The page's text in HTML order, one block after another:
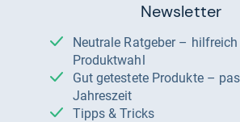
Newsletter
Neutrale Ratgeber – hilfreich für Ihre
Produktwahl
Gut getestete Produkte – passend zur
Jahreszeit
Tipps & Tricks